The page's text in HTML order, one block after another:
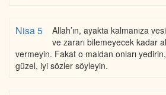
Nisa 5
Allah’ın, ayakta kalmanıza
ve zararı bilemeyecek kadar
vermeyin. Fakat o maldan onları
güzel, iyi sözler söyleyin.